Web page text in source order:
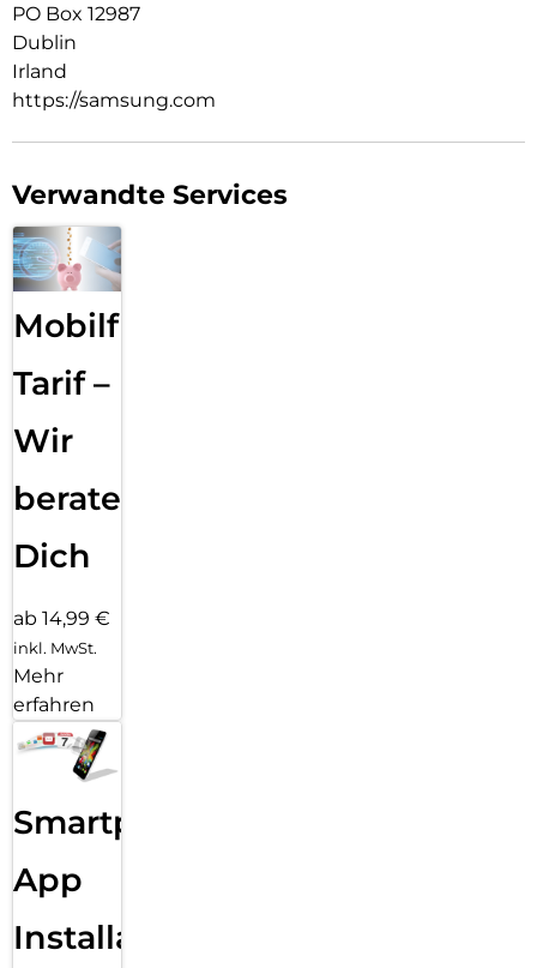
PO Box 12987
Dublin
Irland
https://samsung.com
Verwandte Services
Mobilfunk
Tarif –
Wir
beraten
Dich
ab 14,99 €
inkl. MwSt.
Mehr
erfahren
Smartphone
App
Installation